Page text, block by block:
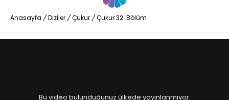
Anasayfa / Diziler / Çukur / Çukur 32. Bölüm
Bu video bulunduğunuz ülkede yayınlanmıyor.